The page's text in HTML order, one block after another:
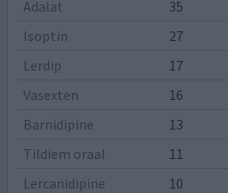
Adalat
35
Isoptin
27
Lerdip
17
Vasexten
16
Barnidipine
13
Tildiem oraal
11
Lercanidipine
10